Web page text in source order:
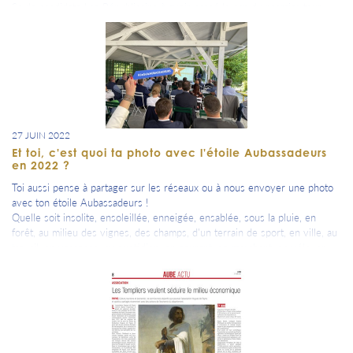
Valérie Bazin-Malgras est aussi la seule députée sortante à avoir été
reconduite dans ses fonctions ce dimanche soir et à l’emporter face au
Rassemblement national dans l’Aube.
27 JUIN 2022
Et toi, c'est quoi ta photo avec l'étoile Aubassadeurs
en 2022 ?
Toi aussi pense à partager sur les réseaux ou à nous envoyer une photo
avec ton étoile Aubassadeurs !
Quelle soit insolite, ensoleillée, enneigée, ensablée, sous la pluie, en
forêt, au milieu des vignes, des champs, d'un terrain de sport, en ville, au
de cidre, de bière, de Prunelle de Troyes ou de jus de pomme, en
dégustation de produits du terroir, en fiesta, en découverte, avec ou sans
toi.... bref quand tu veux => fais nous une photo pour rappeler ton
attachement, ton souriant et amical sentiment d'appartenance à notre
département et à nos valeurs partagées. => Cette semaine une première